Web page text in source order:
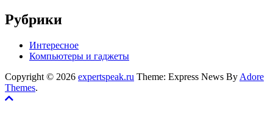
Рубрики
Интересное
Компьютеры и гаджеты
Copyright © 2026 expertspeak.ru Theme: Express News By Adore
Themes.